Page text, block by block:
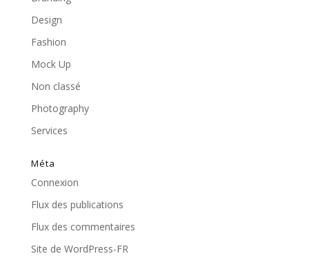
Design
Fashion
Mock Up
Non classé
Photography
Services
Méta
Connexion
Flux des publications
Flux des commentaires
Site de WordPress-FR